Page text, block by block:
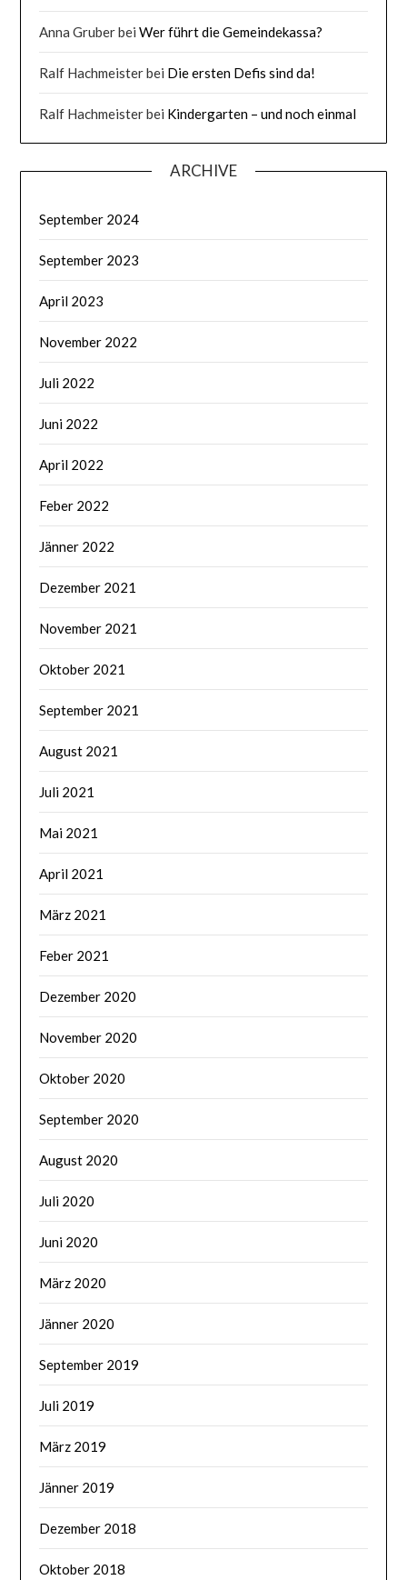
Anna GruberbeiWer führt die Gemeindekassa?
Ralf Hachmeisterbei Die ersten Defis sind da!
Ralf Hachmeisterbei Kindergarten – und noch einmal
ARCHIVE
September 2024
September 2023
April 2023
November 2022
Juli 2022
Juni 2022
April 2022
Feber 2022
Jänner 2022
Dezember 2021
November 2021
Oktober 2021
September 2021
August 2021
Juli 2021
Mai 2021
April 2021
März 2021
Feber 2021
Dezember 2020
November 2020
Oktober 2020
September 2020
August 2020
Juli 2020
Juni 2020
März 2020
Jänner 2020
September 2019
Juli 2019
März 2019
Jänner 2019
Dezember 2018
Oktober 2018